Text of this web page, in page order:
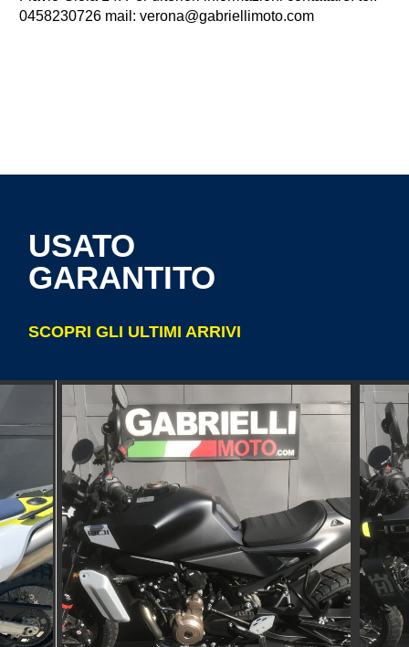
0458230726 mail: verona@gabriellimoto.com
USATO
GARANTITO
SCOPRI GLI ULTIMI ARRIVI